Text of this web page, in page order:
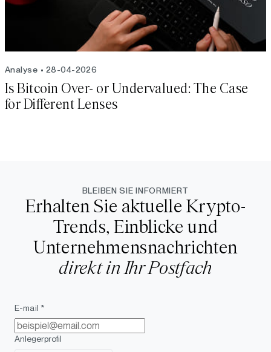
Analyse 28-04-2026
Is Bitcoin Over- or Undervalued: The Case
for Different Lenses
BLEIBEN SIE INFORMIERT
Erhalten Sie aktuelle Krypto-
Trends, Einblicke und
Unternehmensnachrichten
direkt in Ihr Postfach
E-mail *
Anlegerprofil